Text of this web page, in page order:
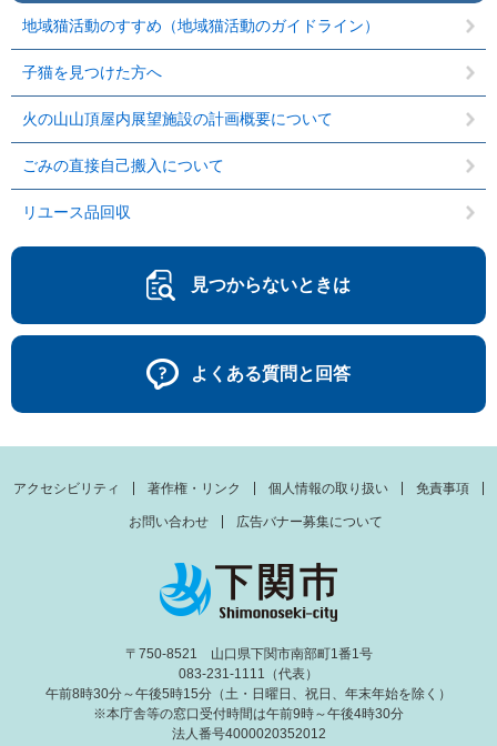
地域猫活動のすすめ（地域猫活動のガイドライン）
子猫を見つけた方へ
火の山山頂屋内展望施設の計画概要について
ごみの直接自己搬入について
リユース品回収
見つからないときは
よくある質問と回答
アクセシビリティ 著作権・リンク 個人情報の取り扱い 免責事項
お問い合わせ 広告バナー募集について
〒750-8521 山口県下関市南部町1番1号
083-231-1111（代表）
午前8時30分～午後5時15分（土・日曜日、祝日、年末年始を除く）
※本庁舎等の窓口受付時間は午前9時～午後4時30分
法人番号4000020352012